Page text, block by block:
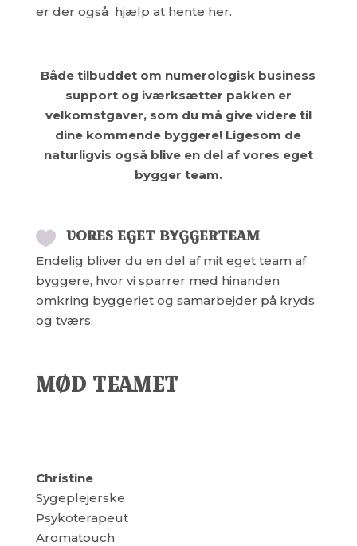
er der også hjælp at hente her.
Både tilbuddet om numerologisk business
support og iværksætter pakken er
velkomstgaver, som du må give videre til
dine kommende byggere! Ligesom de
naturligvis også blive en del af vores eget
bygger team.
 VORES EGET BYGGERTEAM
Endelig bliver du en del af mit eget team af
byggere, hvor vi sparrer med hinanden
omkring byggeriet og samarbejder på kryds
og tværs.
MØD TEAMET
Christine
Sygeplejerske
Psykoterapeut
Aromatouch